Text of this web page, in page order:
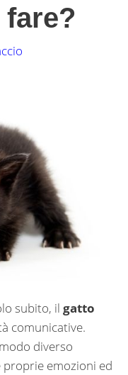
subito, il gatto
comunicative.
diverso
proprie emozioni ed